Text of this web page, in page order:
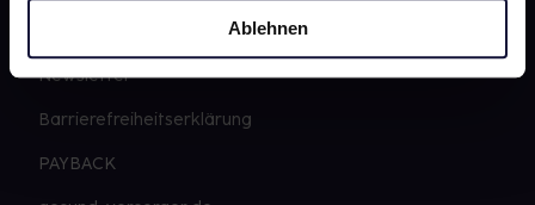
Ablehnen
Newsletter
Barrierefreiheitserklärung
PAYBACK